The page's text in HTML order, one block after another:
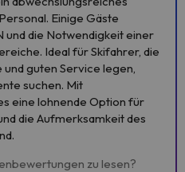
Einige Gäste
und die Notwendigkeit einer
Ideal für Skifahrer, die
guten Service legen,
suchen. Mit
eine lohnende Option für
die Aufmerksamkeit des
zu lesen?